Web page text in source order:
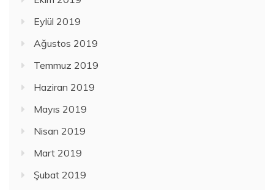
Eylül 2019
Ağustos 2019
Temmuz 2019
Haziran 2019
Mayıs 2019
Nisan 2019
Mart 2019
Şubat 2019